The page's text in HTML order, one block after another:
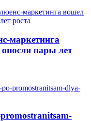
маркетинга
пары лет